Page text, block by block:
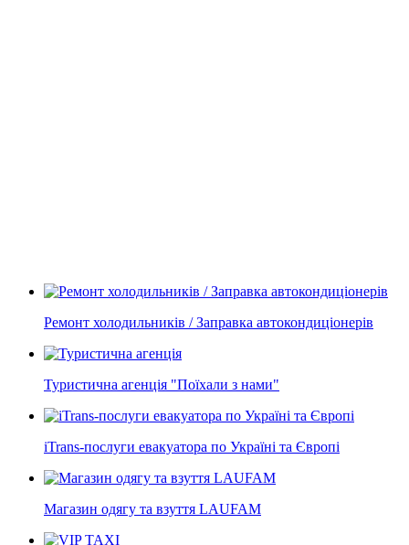
Ремонт холодильників / Заправка автокондиціонерів
Туристична агенція "Поїхали з нами"
iTrans-послуги евакуатора по Україні та Європі
Магазин одягу та взуття LAUFAM